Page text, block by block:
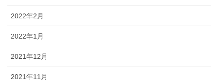
2022年2月
2022年1月
2021年12月
2021年11月